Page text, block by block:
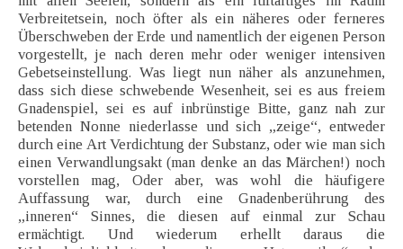
Verbreitetsein, noch öfter als ein näheres oder ferneres
Überschweben der Erde und namentlich der eigenen Person
vorgestellt, je nach deren mehr oder weniger intensiven
Gebetseinstellung. Was liegt nun näher als anzunehmen,
dass sich diese schwebende Wesenheit, sei es aus freiem
Gnadenspiel, sei es auf inbrünstige Bitte, ganz nah zur
betenden Nonne niederlasse und sich „zeige“, entweder
durch eine Art Verdichtung der Substanz, oder wie man sich
einen Verwandlungsakt (man denke an das Märchen!) noch
vorstellen mag, Oder aber, was wohl die häufigere
Auffassung war, durch eine Gnadenberührung des
„inneren“ Sinnes, die diesen auf einmal zur Schau
ermächtigt. Und wiederum erhellt daraus die